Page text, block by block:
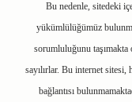
Bu nedenle, sitedeki
yükümlülüğümüz
sorumluluğunu
sayılırlar. Bu internet
bağlantısı